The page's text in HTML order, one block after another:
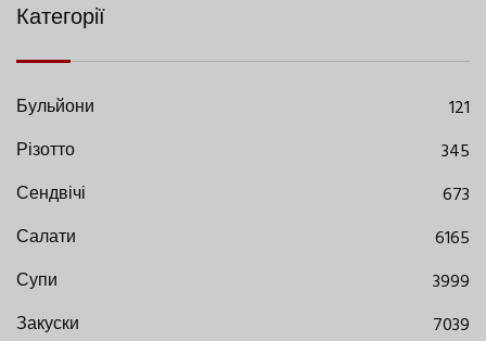
Категорії
Бульйони
121
Різотто
345
Сендвічі
673
Салати
6165
Супи
3999
Закуски
7039